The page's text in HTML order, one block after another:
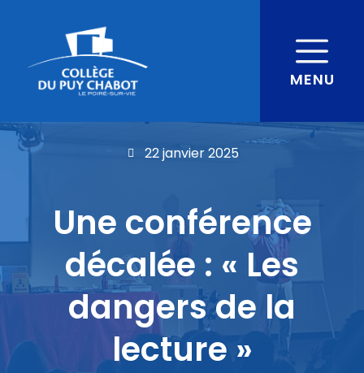
MENU
22 janvier 2025
Une conférence
décalée : « Les
dangers de la
lecture »